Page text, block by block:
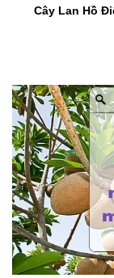
Cây Lan Hồ